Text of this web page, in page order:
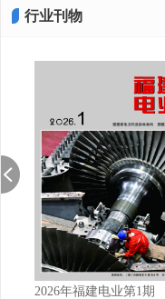
行业刊物
2026年福建电业第1期